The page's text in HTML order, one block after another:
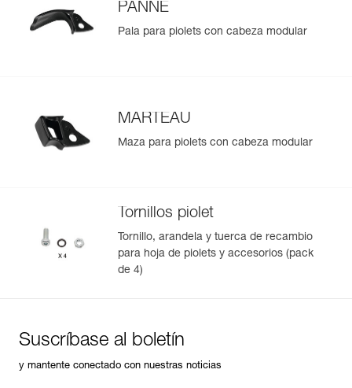
PANNE
Pala para piolets con cabeza modular
MARTEAU
Maza para piolets con cabeza modular
Tornillos piolet
Tornillo, arandela y tuerca de recambio
para hoja de piolets y accesorios (pack
de 4)
Suscríbase al boletín
y mantente conectado con nuestras noticias